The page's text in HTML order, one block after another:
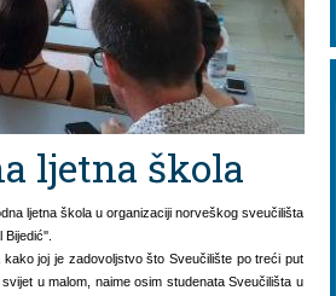
ljetna škola
ljetna škola u organizaciji norveškog sveučilišta
joj je zadovoljstvo što Sveučilište po treći put
u malom, naime osim studenata Sveučilišta u